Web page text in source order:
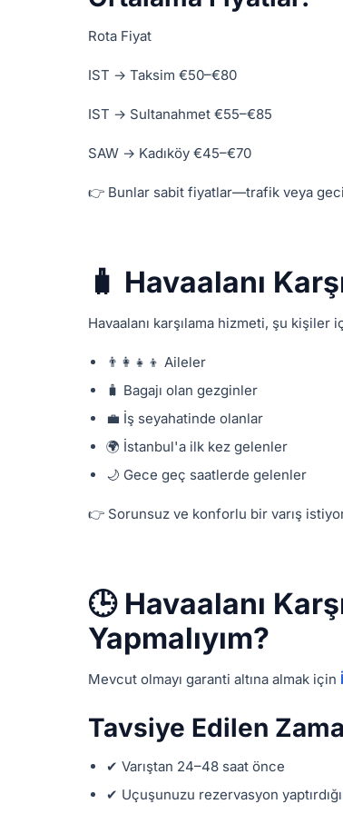
Rota Fiyat
IST → Taksim €50–€80
IST → Sultanahmet €55–€85
SAW → Kadıköy €45–€70
👉 Bunlar sabit fiyatlar—trafik veya
🧳 Havaalanı
Havaalanı karşılama hizmeti, şu kişiler
👨‍👩‍👧‍👦 Aileler
🧳 Bagajı olan gezginler
💼 İş seyahatinde olanlar
🌍 İstanbul'a ilk kez gelenler
🌙 Gece geç saatlerde gelenler
👉 Sorunsuz ve konforlu bir varış
🕒 Havaalanı
Yapmalıyım?
Mevcut olmayı garanti altına almak için
Tavsiye Edilen
✔ Varıştan 24–48 saat önce
✔ Uçuşunuzu rezervasyon